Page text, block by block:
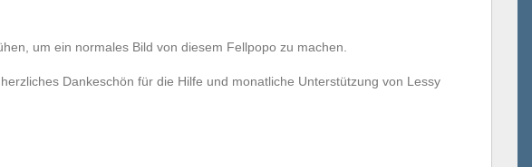
um ein normales Bild von diesem Fellpopo zu machen.
Dankeschön für die Hilfe und monatliche Unterstützung von Lessy